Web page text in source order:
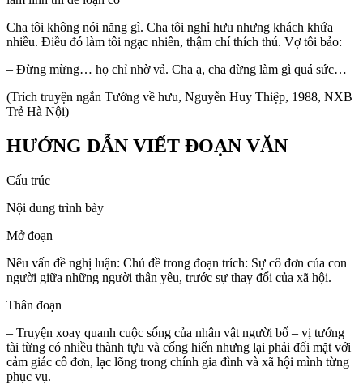
Cha tôi không nói năng gì. Cha tôi nghỉ hưu nhưng khách khứa
nhiều. Điều đó làm tôi ngạc nhiên, thậm chí thích thú. Vợ tôi bảo:
– Đừng mừng… họ chỉ nhờ vả. Cha ạ, cha đừng làm gì quá sức…
(Trích truyện ngắn Tướng về hưu, Nguyễn Huy Thiệp, 1988, NXB
Trẻ Hà Nội)
HƯỚNG DẪN VIẾT ĐOẠN VĂN
Cấu trúc
Nội dung trình bày
Mở đoạn
Nêu vấn đề nghị luận: Chủ đề trong đoạn trích: Sự cô đơn của con
người giữa những người thân yêu, trước sự thay đổi của xã hội.
Thân đoạn
– Truyện xoay quanh cuộc sống của nhân vật người bố – vị tướng
tài từng có nhiều thành tựu và cống hiến nhưng lại phải đối mặt với
cảm giác cô đơn, lạc lõng trong chính gia đình và xã hội mình từng
phục vụ.